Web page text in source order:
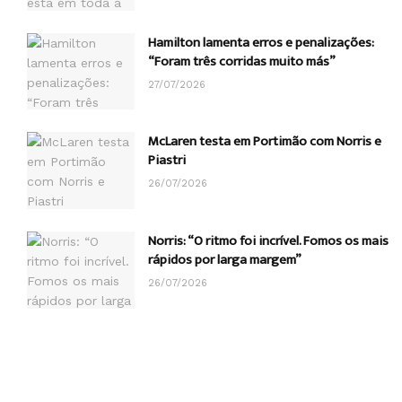
Hamilton lamenta erros e penalizações:
“Foram três corridas muito más”
27/07/2026
McLaren testa em Portimão com Norris e
Piastri
26/07/2026
Norris: “O ritmo foi incrível. Fomos os mais
rápidos por larga margem”
26/07/2026